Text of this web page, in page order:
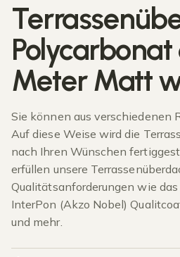
Polycarbonat
Meter Matt
Sie können aus verschiedenen
Auf diese Weise wird die
nach Ihren Wünschen
erfüllen unsere
Qualitätsanforderungen wie
InterPon (Akzo Nobel)
und mehr.